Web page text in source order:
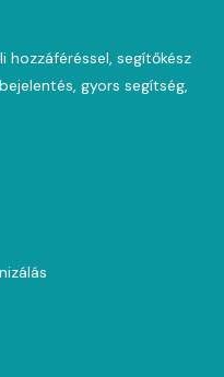
hozzáféréssel, segítőkész
gyors segítség,